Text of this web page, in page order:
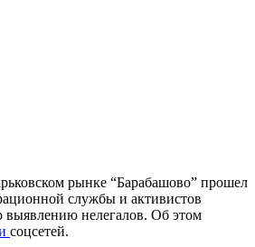
рынке “Барабашово” прошел
службы и активистов
выявлению нелегалов. Об этом
соцсетей.